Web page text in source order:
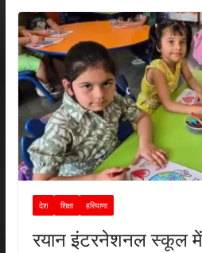
देश शिक्षा हरियाणा
रयान इंटरनेशनल स्कूल में